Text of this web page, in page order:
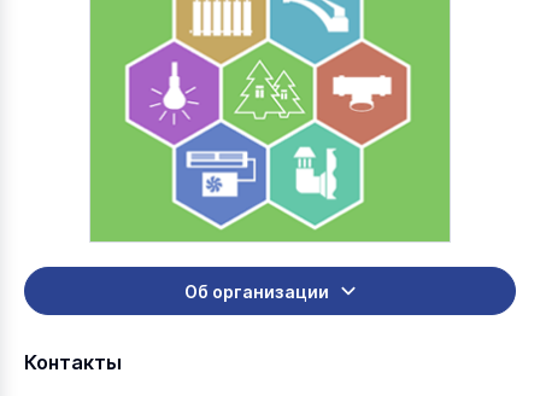
Об организации
Контакты